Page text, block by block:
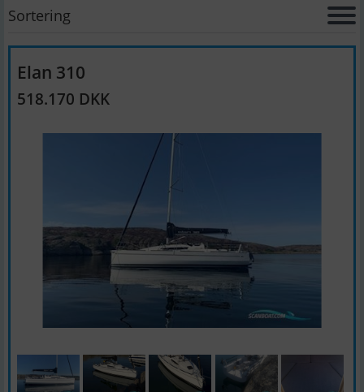
Sortering
Elan 310
518.170 DKK